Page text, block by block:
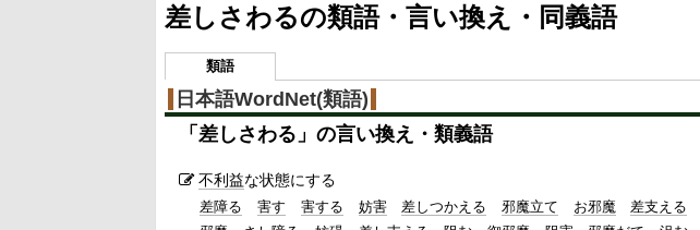
5
%
差しさわるの類語・言い換え・同義語
類語
日本語WordNet(類語)
「 差しさわる 」の言い換え・類義語
不利益な状態にする
差障る 害す 害する 妨害 差しつかえる 邪魔立て お邪魔 差支える